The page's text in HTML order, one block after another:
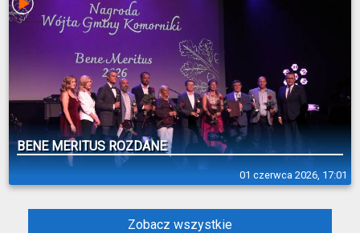
01 czerwca 2026, 17:01
BENE MERITUS ROZDANE
Zobacz wszystkie